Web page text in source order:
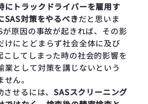
にトラックドライバーを雇用す
SAS対策をやるべきだと思いま
が原因の事故が起きれば、その影
けにとどまらず社会全体に及び
こしてしまった時の社会的影響を
業として対策を講じないという
ん。
させるには、SASスクリーニング